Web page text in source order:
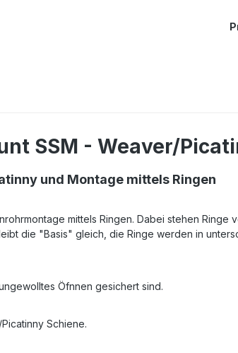
SSM - Weaver/
und Montage mittels Ringen
mittels Ringen. Dabei stehen
die "Basis" gleich, die Ringe werden in
Öfnnen gesichert sind.
Schiene.